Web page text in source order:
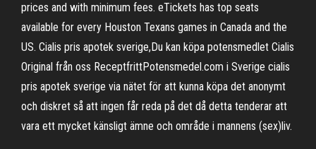
prices and with minimum fees. eTickets has top seats
available for every Houston Texans games in Canada and the
US. Cialis pris apotek sverige,Du kan köpa potensmedlet Cialis
Original från oss ReceptfrittPotensmedel.com i Sverige cialis
pris apotek sverige via nätet för att kunna köpa det anonymt
och diskret så att ingen får reda på det då detta tenderar att
vara ett mycket känsligt ämne och område i mannens (sex)liv.